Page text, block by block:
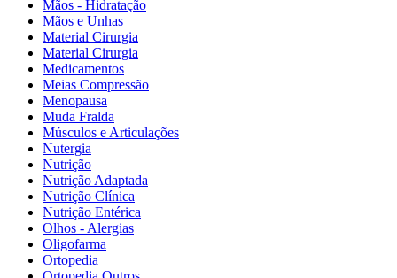
Mãos - Hidratação
Mãos e Unhas
Material Cirurgia
Material Cirurgia
Medicamentos
Meias Compressão
Menopausa
Muda Fralda
Músculos e Articulações
Nutergia
Nutrição
Nutrição Adaptada
Nutrição Clínica
Nutrição Entérica
Olhos - Alergias
Oligofarma
Ortopedia